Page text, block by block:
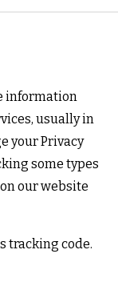
information
usually in
your Privacy
some types
our website
tracking code.